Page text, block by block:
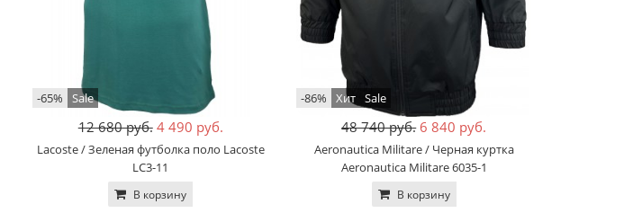
-65% Sale
12 680 руб. 4 490 руб.
Lacoste / Зеленая футболка поло Lacoste
LC3-11
В корзину
-86% Хит Sale
48 740 руб. 6 840 руб.
Aeronautica Militare / Черная куртка
Aeronautica Militare 6035-1
В корзину